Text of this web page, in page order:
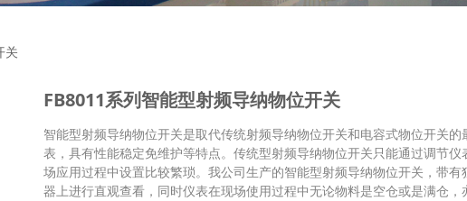
导纳物位开关
关
FB8011系列智能型射频导纳物位开关
智能型射频导纳物位开关是取代传统射频导纳物位开关和电容式物位开关
表，具有性能稳定免维护等特点。传统型射频导纳物位开关只能通过调节
场应用过程中设置比较繁琐。我公司生产的智能型射频导纳物位开关，带
器上进行直观查看，同时仪表在现场使用过程中无论物料是空仓或是满仓